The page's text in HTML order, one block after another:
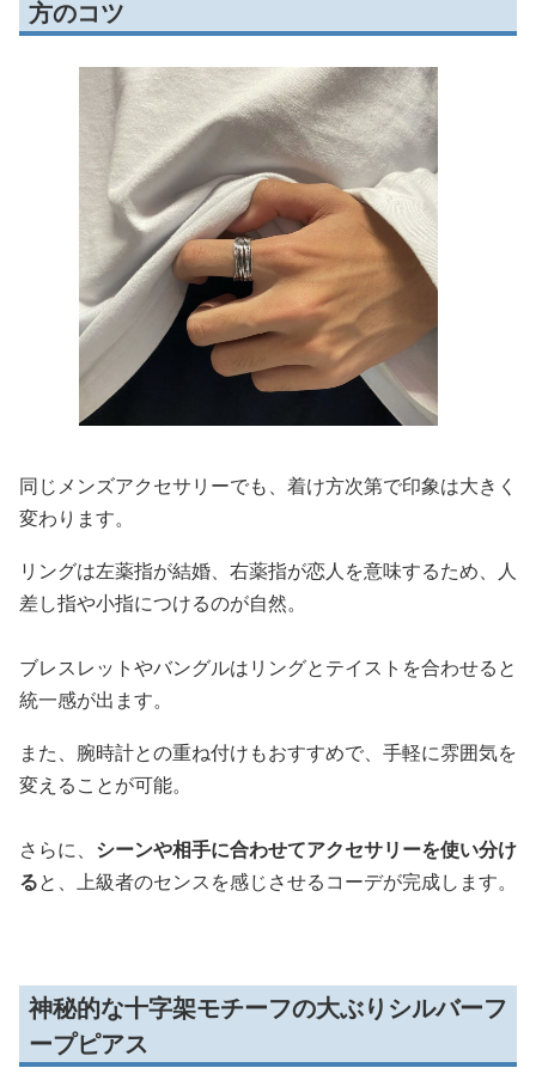
方のコツ
同じメンズアクセサリーでも、着け方次第で印象は大きく
変わります。
リングは左薬指が結婚、右薬指が恋人を意味するため、人
差し指や小指につけるのが自然。
ブレスレットやバングルはリングとテイストを合わせると
統一感が出ます。
また、腕時計との重ね付けもおすすめで、手軽に雰囲気を
変えることが可能。
さらに、 シーンや相手に合わせてアクセサリーを使い分け
ると、上級者のセンスを感じさせるコーデが完成します。
神秘的な十字架モチーフの大ぶりシルバーフ
ープピアス